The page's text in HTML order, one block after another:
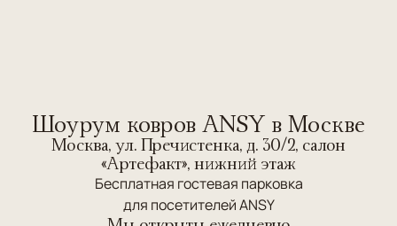
Шоурум ковров ANSY в Москве
Москва, ул. Пречистенка, д. 30/2, салон
«Артефакт», нижний этаж
Бесплатная гостевая парковка
для посетителей ANSY